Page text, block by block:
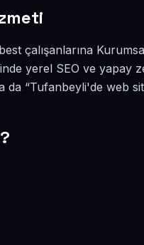
çalışanlarına
yerel SEO ve yapay
“Tufanbeyli'de web